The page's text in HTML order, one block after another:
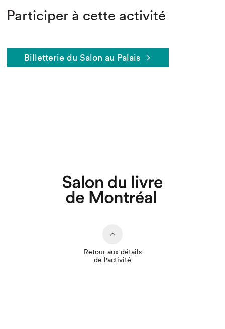
Participer à cette activité
Billetterie du Salon au Palais
Retour aux détails
de l'activité